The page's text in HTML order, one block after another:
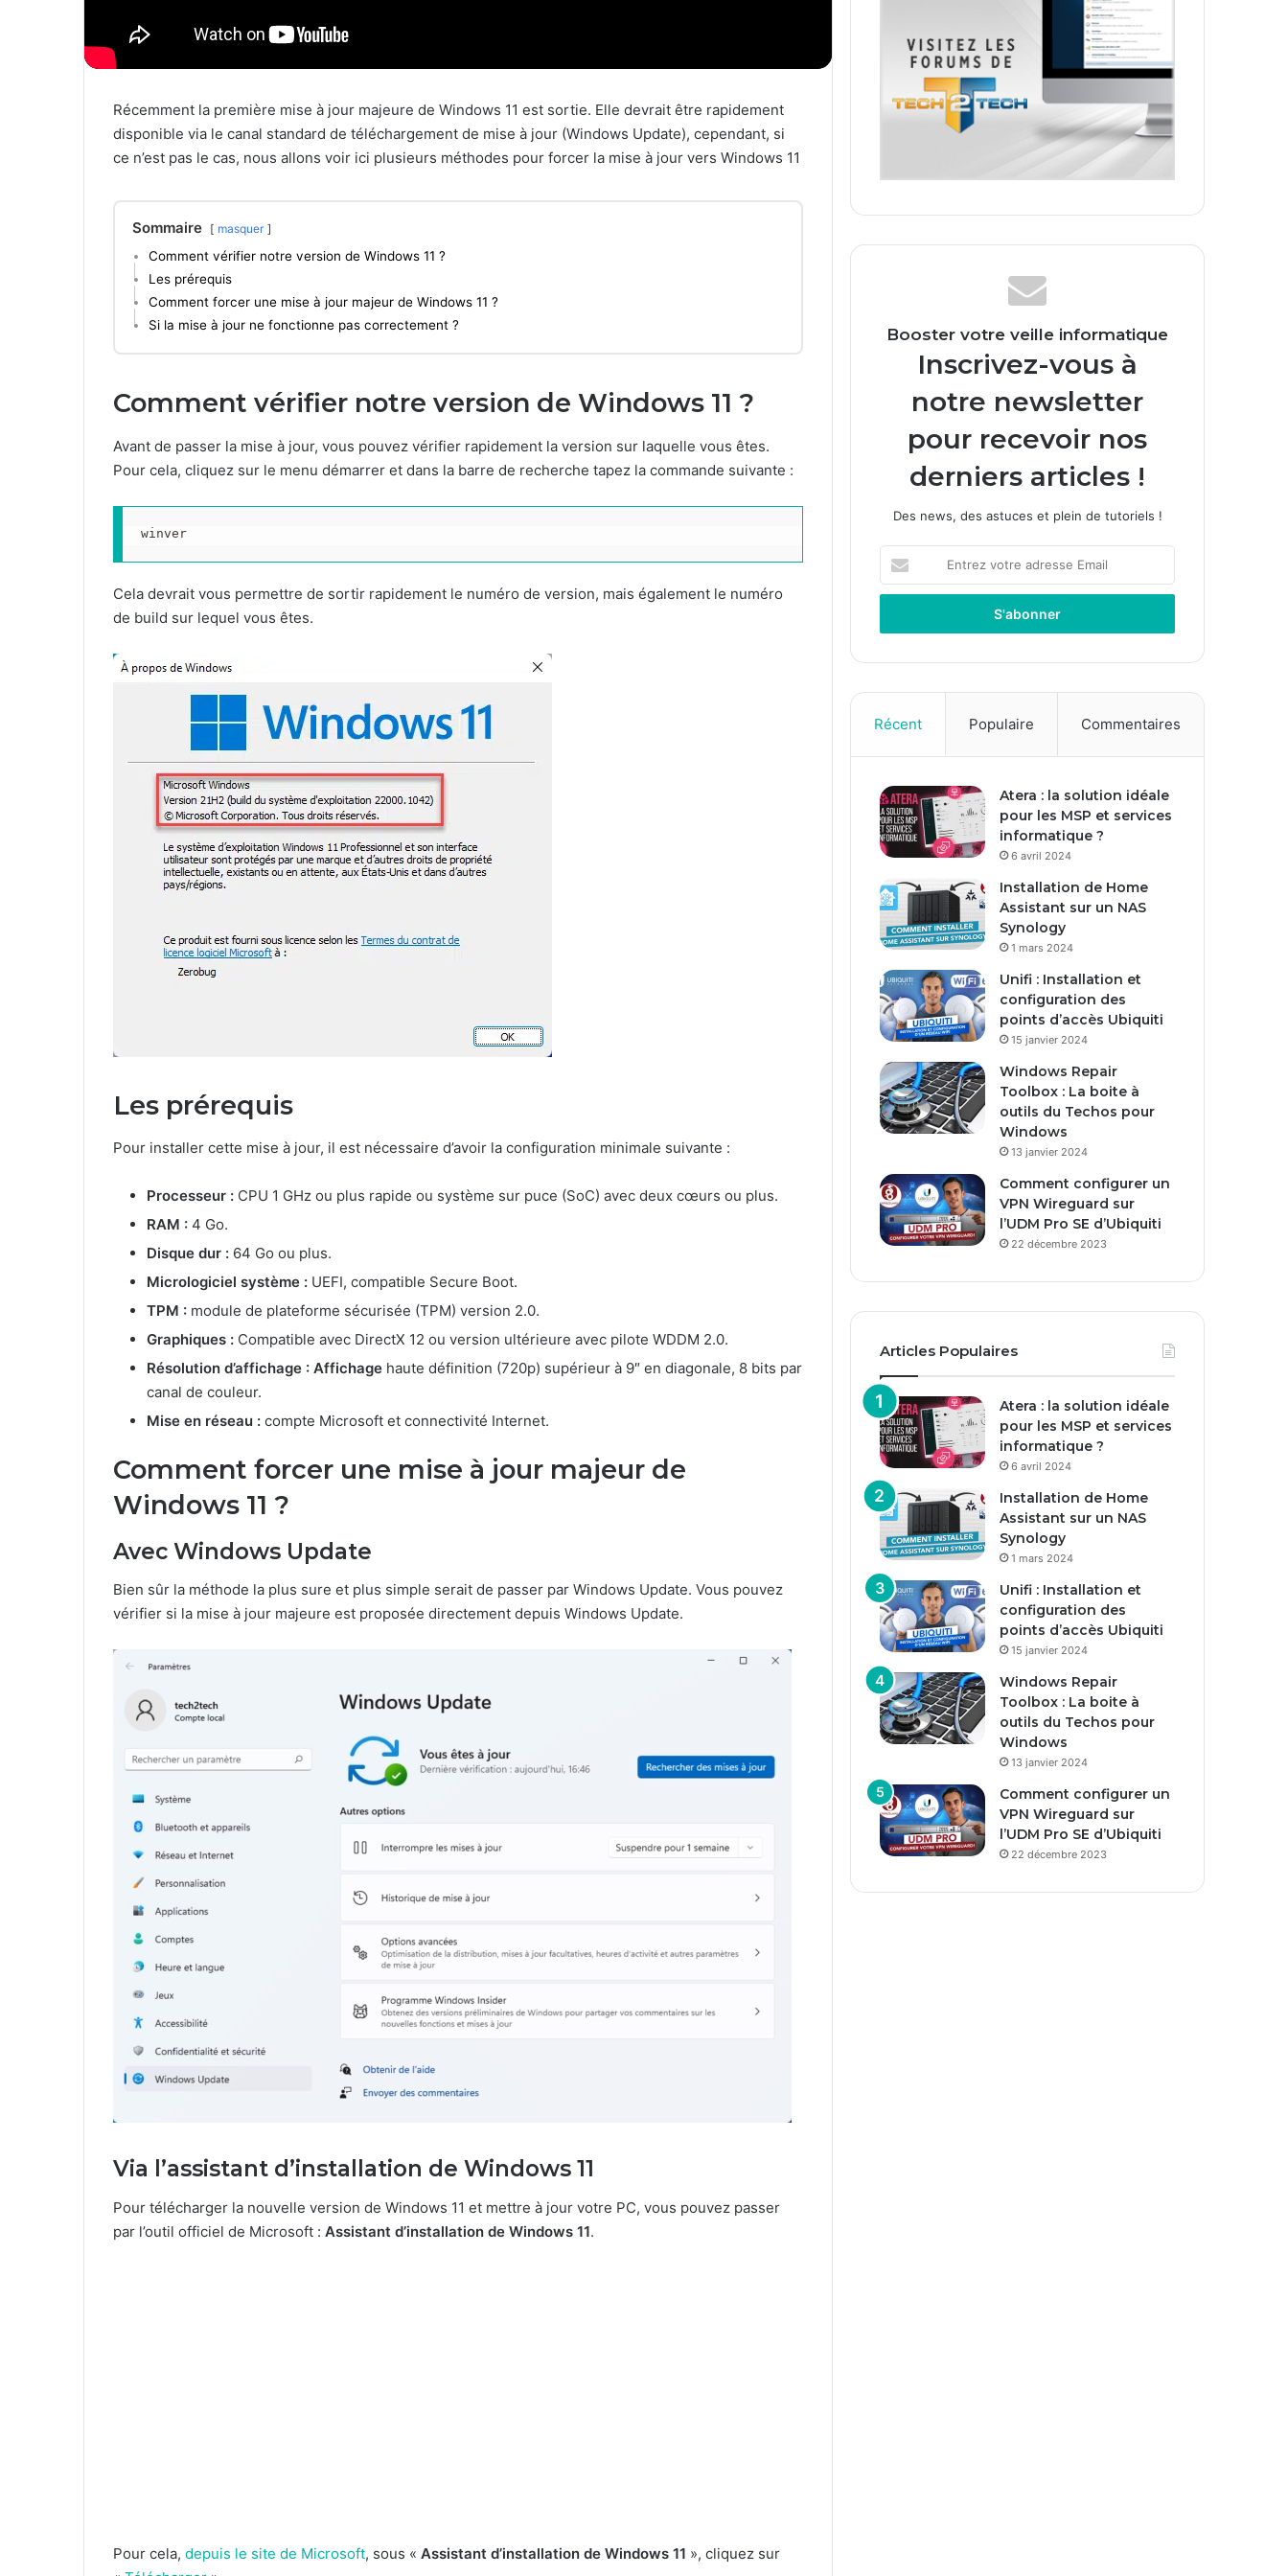
Récemment la première mise à jour majeure de Windows 11 est sortie. Elle devrait être rapidement
disponible via le canal standard de téléchargement de mise à jour (Windows Update), cependant, si
ce n’est pas le cas, nous allons voir ici plusieurs méthodes pour forcer la mise à jour vers Windows 11
Sommaire masquer
Comment vérifier notre version de Windows 11 ?
Les prérequis
Comment forcer une mise à jour majeur de Windows 11 ?
Si la mise à jour ne fonctionne pas correctement ?
Comment vérifier notre version de Windows 11 ?
Avant de passer la mise à jour, vous pouvez vérifier rapidement la version sur laquelle vous êtes.
Pour cela, cliquez sur le menu démarrer et dans la barre de recherche tapez la commande suivante :
winver
Cela devrait vous permettre de sortir rapidement le numéro de version, mais également le numéro
de build sur lequel vous êtes.
Les prérequis
Pour installer cette mise à jour, il est nécessaire d’avoir la configuration minimale suivante :
Processeur : CPU 1 GHz ou plus rapide ou système sur puce (SoC) avec deux cœurs ou plus.
RAM : 4 Go.
Disque dur : 64 Go ou plus.
Micrologiciel système : UEFI, compatible Secure Boot.
TPM : module de plateforme sécurisée (TPM) version 2.0.
Graphiques : Compatible avec DirectX 12 ou version ultérieure avec pilote WDDM 2.0.
Résolution d’affichage : Affichage haute définition (720p) supérieur à 9″ en diagonale, 8 bits par
canal de couleur.
Mise en réseau : compte Microsoft et connectivité Internet.
Comment forcer une mise à jour majeur de
Windows 11 ?
Avec Windows Update
Bien sûr la méthode la plus sure et plus simple serait de passer par Windows Update. Vous pouvez
vérifier si la mise à jour majeure est proposée directement depuis Windows Update.
Via l’assistant d’installation de Windows 11
Pour télécharger la nouvelle version de Windows 11 et mettre à jour votre PC, vous pouvez passer
par l’outil officiel de Microsoft : Assistant d’installation de Windows 11.
Pour cela, depuis le site de Microsoft, sous « Assistant d’installation de Windows 11 », cliquez sur
Booster votre veille informatique
Inscrivez-vous à
notre newsletter
pour recevoir nos
derniers articles !
Des news, des astuces et plein de tutoriels !
votre
adresse
Récent Populaire Commentaires
Atera : la solution idéale
pour les MSP et services
informatique ?
6 avril 2024
Installation de Home
Assistant sur un NAS
Synology
1 mars 2024
Unifi : Installation et
configuration des
points d’accès Ubiquiti
15 janvier 2024
Windows Repair
Toolbox : La boite à
outils du Techos pour
Windows
13 janvier 2024
Comment configurer un
VPN Wireguard sur
l’UDM Pro SE d’Ubiquiti
22 décembre 2023
Articles Populaires
Atera : la solution idéale
pour les MSP et services
informatique ?
6 avril 2024
Installation de Home
Assistant sur un NAS
Synology
1 mars 2024
Unifi : Installation et
configuration des
points d’accès Ubiquiti
15 janvier 2024
Windows Repair
Toolbox : La boite à
outils du Techos pour
Windows
13 janvier 2024
Comment configurer un
VPN Wireguard sur
l’UDM Pro SE d’Ubiquiti
22 décembre 2023